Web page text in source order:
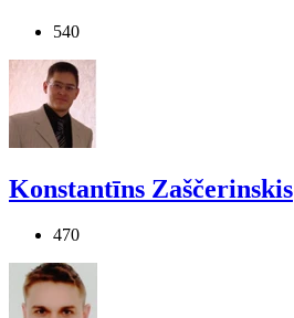
540
Konstantīns Zaščerinskis
470